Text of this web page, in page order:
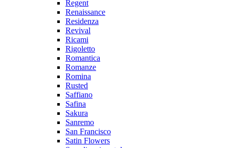
Regent
Renaissance
Residenza
Revival
Ricami
Rigoletto
Romantica
Romanze
Romina
Rusted
Saffiano
Safina
Sakura
Sanremo
San Francisco
Satin Flowers